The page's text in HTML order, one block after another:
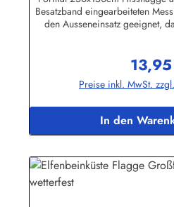
Besatzband eingearbeiteten
den Ausseneinsatz geeignet,
Wir führen eine große
Sonderflaggen, XXL-
Preise inkl. MwSt.
In den